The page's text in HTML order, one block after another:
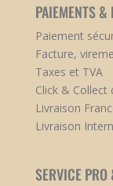
PAIEMENTS
Paiement
Facture,
Taxes et TVA
Click &
Livraison
Livraison
SERVICE